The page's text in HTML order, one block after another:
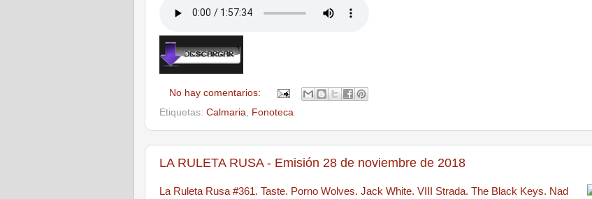
No hay comentarios:
Etiquetas: Calmaria Fonoteca
LA RULETA RUSA - Emisión 28 de noviembre de 2018
La Ruleta Rusa #361. Taste. Porno Wolves. Jack White. VIII Strada. The Black Keys. Nad